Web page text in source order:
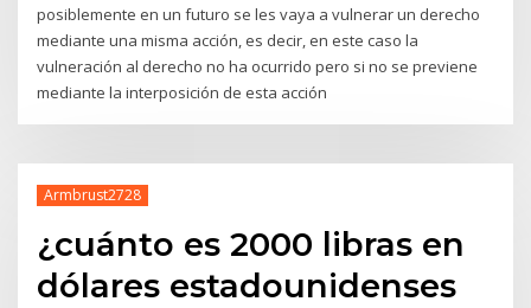
posiblemente en un futuro se les vaya a vulnerar un derecho
mediante una misma acción, es decir, en este caso la
vulneración al derecho no ha ocurrido pero si no se previene
mediante la interposición de esta acción
Armbrust2728
¿cuánto es 2000 libras en
dólares estadounidenses